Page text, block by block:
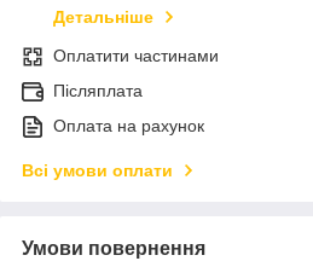
Детальніше
Оплатити частинами
Післяплата
Оплата на рахунок
Всі умови оплати
Умови повернення